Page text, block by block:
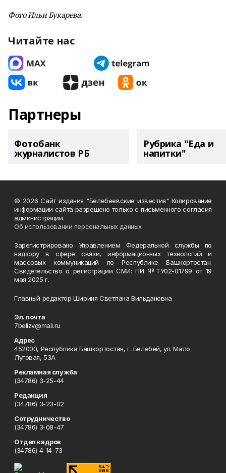
Фото Ильи Букарева.
Читайте нас
Партнеры
Фотобанк
журналистов РБ
Рубрика "Еда и
напитки"
© 2026 Сайт издания "Белебеевские известия" Копирование
информации сайта разрешено только с письменного согласия
администрации.
Об использовании персональных данных
Зарегистрировано Управлением Федеральной службы по
надзору в сфере связи, информационных технологий и
массовых коммуникаций по Республике Башкортостан.
Свидетельство о регистрации СМИ: ПИ №ТУ02-01799 от 19
мая 2025 г.
Главный редактор Шириня Светлана Вильдановна
Эл. почта
7belizv@mail.ru
Адрес
452000, Республика Башкортостан, г. Белебей, ул. Мало
Луговая, 53А
Рекламная служба
(34786) 3-25-44
Редакция
(34786) 3-23-02
Сотрудничество
(34786) 3-08-47
Отдел кадров
(34786) 4-14-73